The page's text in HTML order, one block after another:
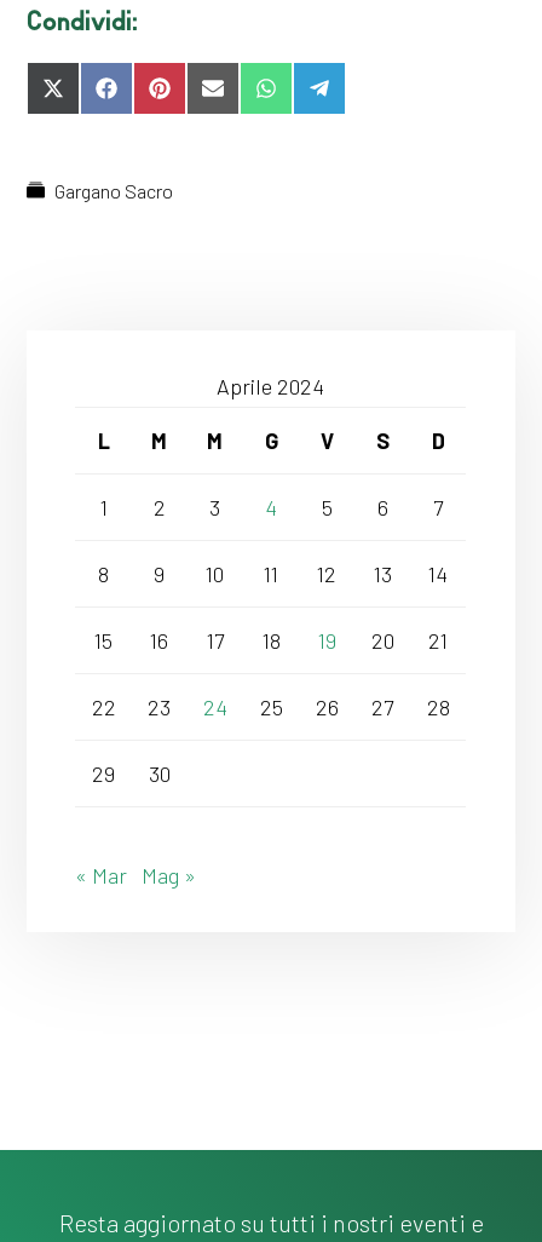
Condividi:
SHARE
ON
SHARE
ON
SHARE
ON
SHARE
ON
SHARE
ON
SHARE
ON
Gargano Sacro
Aprile 2024
L M M G V S D
1 2 3 4 5 6 7
8 9 10 11 12 13 14
15 16 17 18 19 20 21
22 23 24 25 26 27 28
29 30
« Mar Mag »
Resta aggiornato su tutti i nostri eventi e